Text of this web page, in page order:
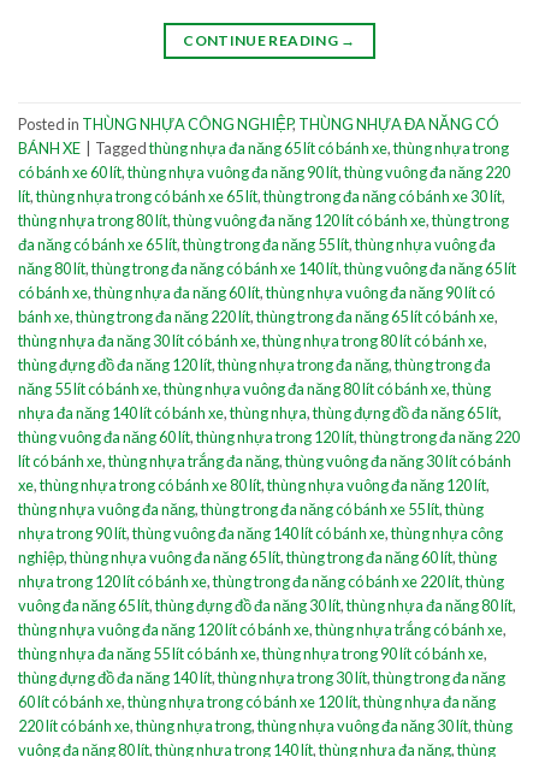
CONTINUE READING →
Posted in THÙNG NHỰA CÔNG NGHIỆP, THÙNG NHỰA ĐA NĂNG CÓ
BÁNH XE
Taggedthùng nhựa đa năng 65 lít có bánh xe,thùng nhựa trong
có bánh xe 60 lít,thùng nhựa vuông đa năng 90 lít,thùng vuông đa năng 220
lít,thùng nhựa trong có bánh xe 65 lít,thùng trong đa năng có bánh xe 30 lít,
thùng nhựa trong 80 lít,thùng vuông đa năng 120 lít có bánh xe,thùng trong
đa năng có bánh xe 65 lít,thùng trong đa năng 55 lít,thùng nhựa vuông đa
năng 80 lít,thùng trong đa năng có bánh xe 140 lít,thùng vuông đa năng 65 lít
có bánh xe,thùng nhựa đa năng 60 lít,thùng nhựa vuông đa năng 90 lít có
bánh xe,thùng trong đa năng 220 lít,thùng trong đa năng 65 lít có bánh xe,
thùng nhựa đa năng 30 lít có bánh xe,thùng nhựa trong 80 lít có bánh xe,
thùng đựng đồ đa năng 120 lít,thùng nhựa trong đa năng,thùng trong đa
năng 55 lít có bánh xe,thùng nhựa vuông đa năng 80 lít có bánh xe,thùng
nhựa đa năng 140 lít có bánh xe,thùng nhựa,thùng đựng đồ đa năng 65 lít,
thùng vuông đa năng 60 lít,thùng nhựa trong 120 lít,thùng trong đa năng 220
lít có bánh xe,thùng nhựa trắng đa năng,thùng vuông đa năng 30 lít có bánh
xe,thùng nhựa trong có bánh xe 80 lít,thùng nhựa vuông đa năng 120 lít,
thùng nhựa vuông đa năng,thùng trong đa năng có bánh xe 55 lít,thùng
nhựa trong 90 lít,thùng vuông đa năng 140 lít có bánh xe,thùng nhựa công
nghiệp,thùng nhựa vuông đa năng 65 lít,thùng trong đa năng 60 lít,thùng
nhựa trong 120 lít có bánh xe,thùng trong đa năng có bánh xe 220 lít,thùng
vuông đa năng 65 lít,thùng đựng đồ đa năng 30 lít,thùng nhựa đa năng 80 lít,
thùng nhựa vuông đa năng 120 lít có bánh xe,thùng nhựa trắng có bánh xe,
thùng nhựa đa năng 55 lít có bánh xe,thùng nhựa trong 90 lít có bánh xe,
thùng đựng đồ đa năng 140 lít,thùng nhựa trong 30 lít,thùng trong đa năng
60 lít có bánh xe,thùng nhựa trong có bánh xe 120 lít,thùng nhựa đa năng
220 lít có bánh xe,thùng nhựa trong,thùng nhựa vuông đa năng 30 lít,thùng
vuông đa năng 80 lít,thùng nhựa trong 140 lít,thùng nhựa đa năng,thùng